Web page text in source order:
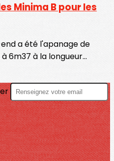
Minima B pour les
a été l'apanage de
6m37 à la longueur...